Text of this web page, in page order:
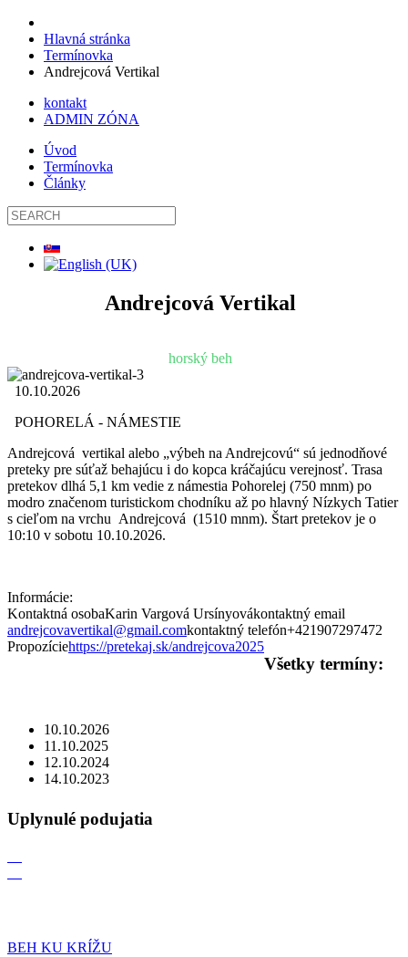
Hlavná stránka
Termínovka
Andrejcová Vertikal
kontakt
ADMIN ZÓNA
Úvod
Termínovka
Články
Andrejcová Vertikal
horský beh
10.10.2026
POHORELÁ - NÁMESTIE
Andrejcová vertikal alebo „výbeh na Andrejcovú“ sú jednodňové
preteky pre súťaž behajúcu i do kopca kráčajúcu verejnosť. Trasa
pretekov dlhá 5,1 km vedie z námestia Pohorelej (750 mnm) po
modro značenom turistickom chodníku až po hlavný Nízkych Tatier
s cieľom na vrchu Andrejcová (1510 mnm). Štart pretekov je o
10:10 v sobotu 10.10.2026.
Informácie:
Kontaktná osobaKarin Vargová Ursínyovákontaktný email
andrejcovavertikal@gmail.comkontaktný telefón+421907297472
Propozíciehttps://pretekaj.sk/andrejcova2025
Všetky termíny:
10.10.2026
11.10.2025
12.10.2024
14.10.2023
Uplynulé podujatia
BEH KU KRÍŽU